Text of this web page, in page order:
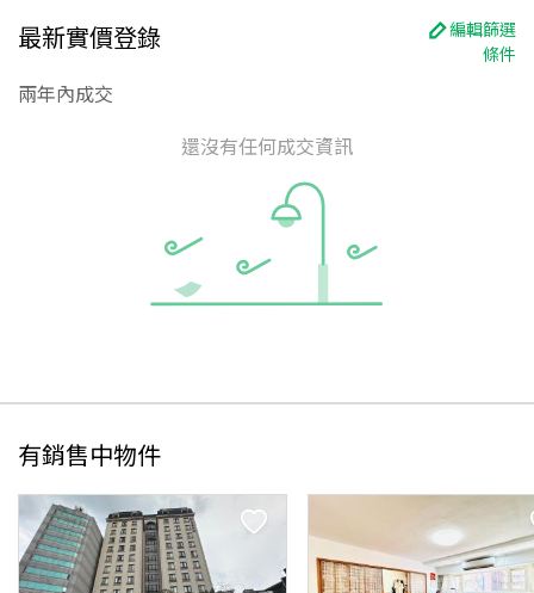
最新實價登錄
編輯篩選
條件
兩年內成交
還沒有任何成交資訊
有銷售中物件